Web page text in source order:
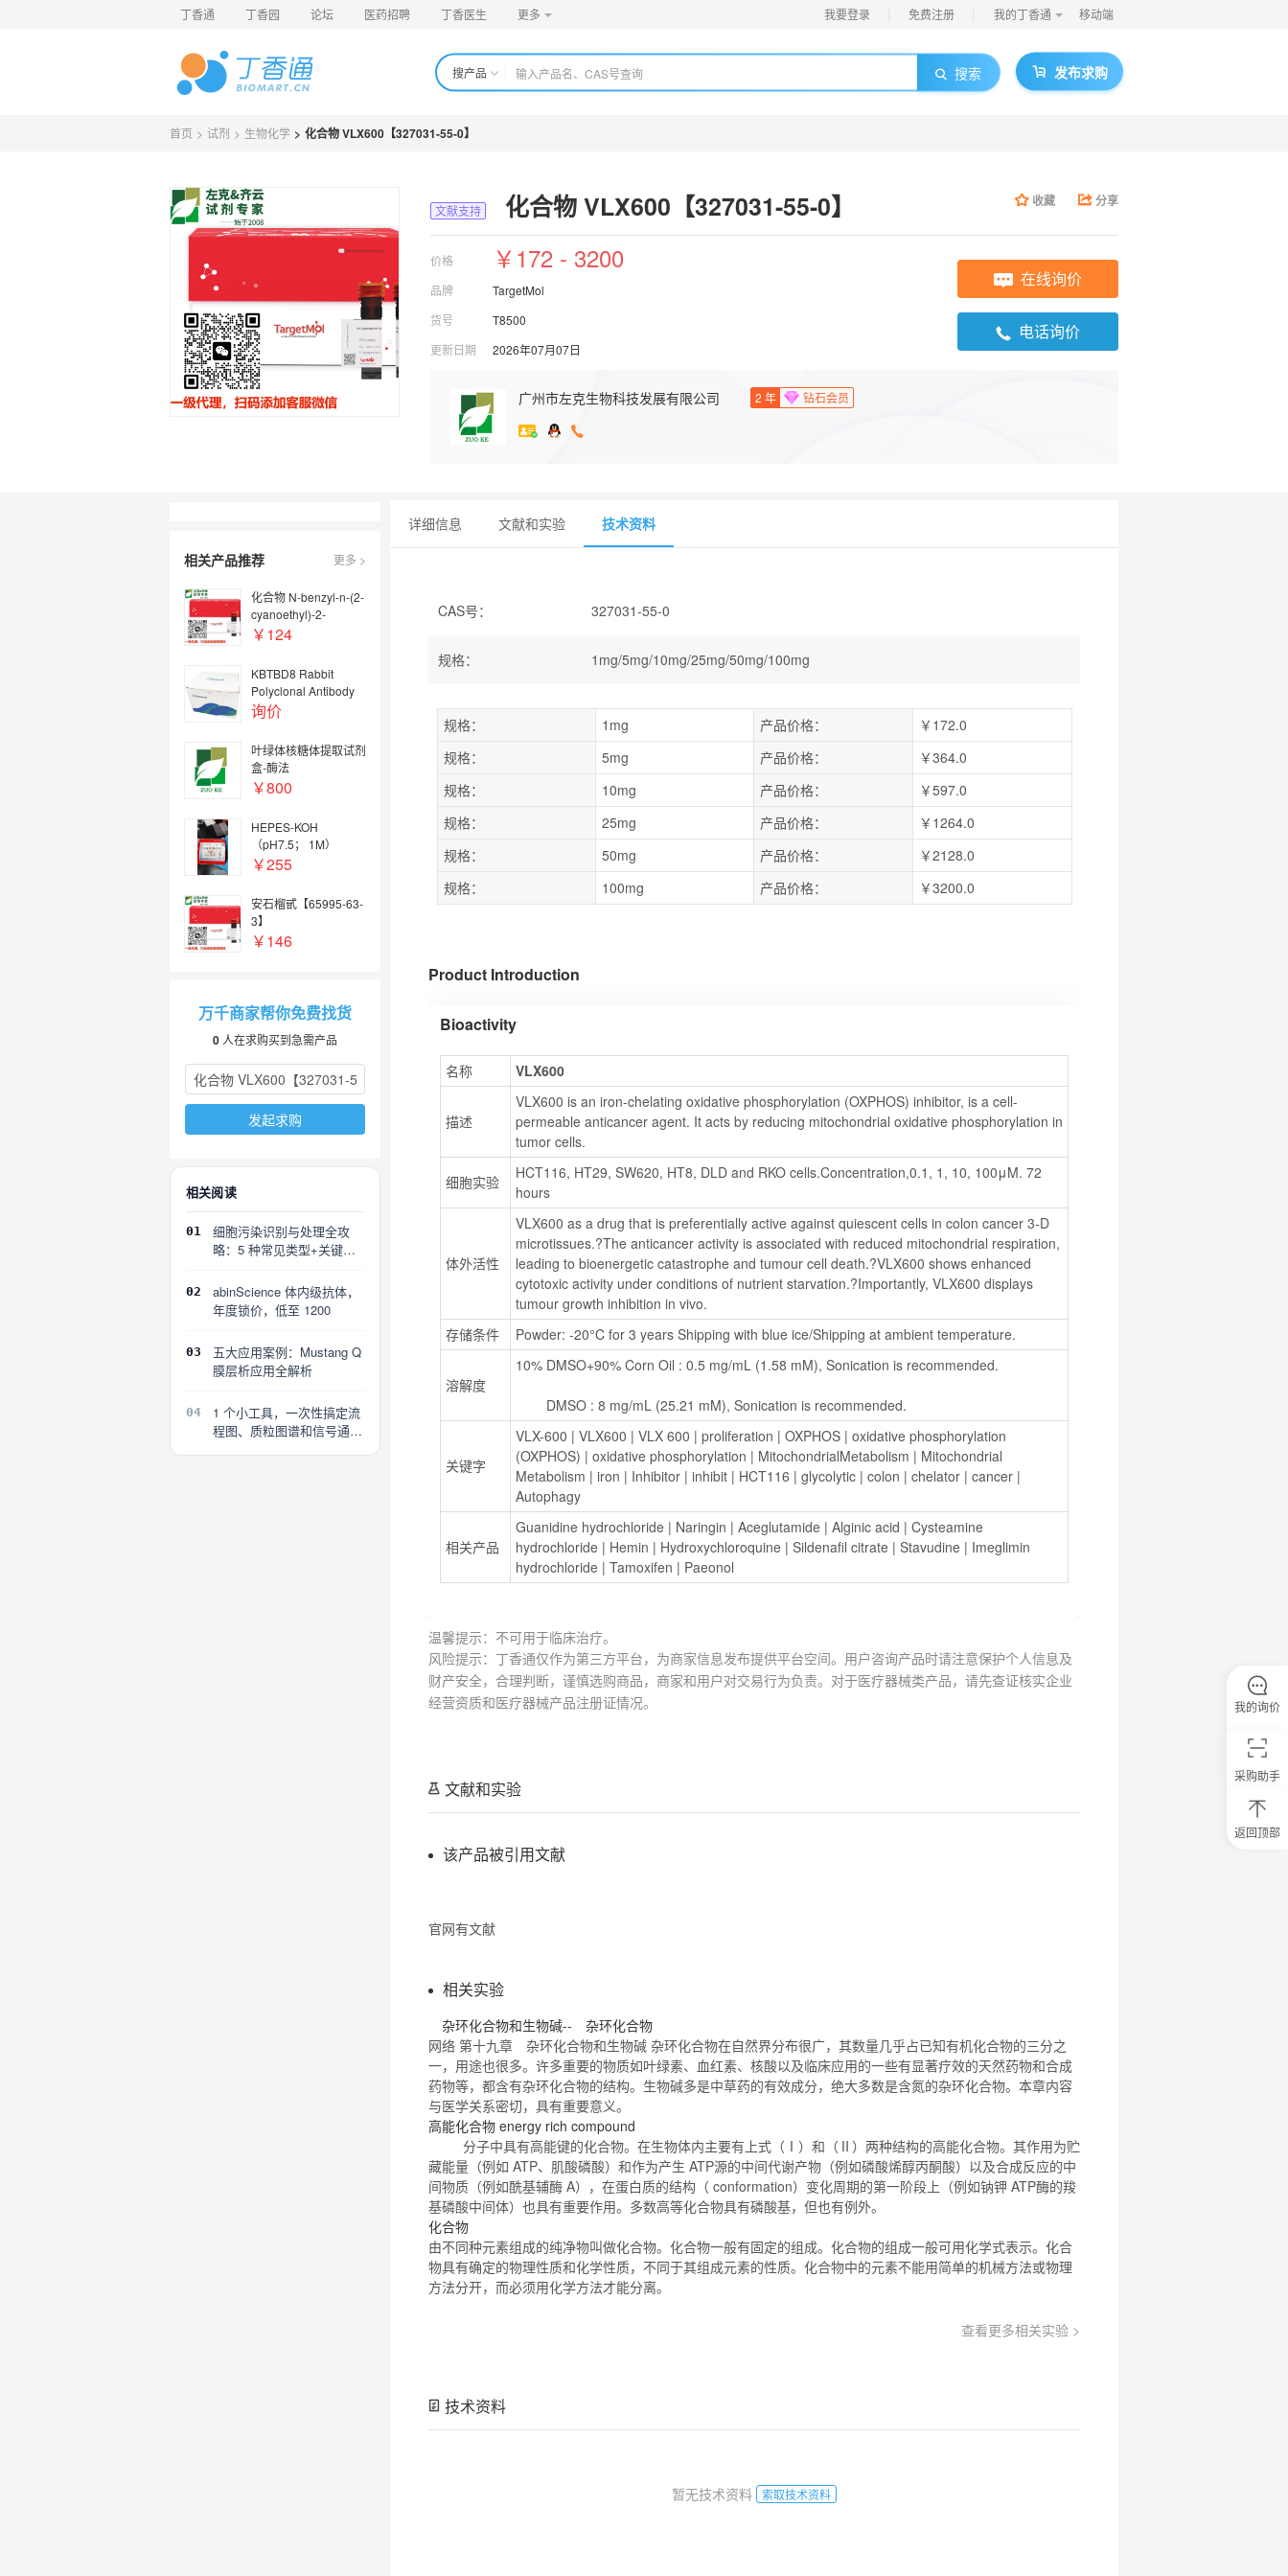
丁香通 丁香园 论坛 医药招聘 丁香医生 更多 我要登录 免费注册 我的丁香通 移动端
搜产品 搜索 发布求购
首页 > 试剂 > 生物化学 > 化合物 VLX600【327031-55-0】
文献支持 化合物 VLX600【327031-55-0】 收藏 分享
价格 ￥172 - 3200
品牌
TargetMol
货号
T8500
更新日期
2026年07月07日
在线询价
电话询价
广州市左克生物科技发展有限公司 2 年 钻石会员
相关产品推荐 更多 >
化合物 N-benzyl-n-(2-
cyanoethyl)-2-
thiophenecarboxamid
￥124
KBTBD8 Rabbit
Polyclonal Antibody
AWA67304
询价
叶绿体核糖体提取试剂
盒-酶法
￥800
HEPES-KOH
（pH7.5； 1M）
￥255
安石榴甙【65995-63-
3】
￥146
万千商家帮你免费找货
0 人在求购买到急需产品
发起求购
相关阅读
01
细胞污染识别与处理全攻
略：5 种常见类型+关键误
02
abinScience 体内级抗体，
年度锁价，低至 1200
03
五大应用案例：Mustang Q
膜层析应用全解析
04
1 个小工具，一次性搞定流
程图、质粒图谱和信号通路
详细信息 文献和实验 技术资料
CAS号： 327031-55-0
规格： 1mg/5mg/10mg/25mg/50mg/100mg
规格： 1mg 产品价格：
￥172.0
规格：
5mg 产品价格：
￥364.0
规格：
10mg 产品价格：
￥597.0
规格：
25mg 产品价格：
￥1264.0
规格：
50mg 产品价格：
￥2128.0
规格：
100mg 产品价格： ￥3200.0
Product Introduction
Bioactivity
名称 VLX600
描述
VLX600 is an iron-chelating oxidative phosphorylation (OXPHOS) inhibitor, is a cell-
permeable anticancer agent. It acts by reducing mitochondrial oxidative phosphorylation in
tumor cells.
细胞实验
HCT116, HT29, SW620, HT8, DLD and RKO cells.Concentration,0.1, 1, 10, 100μM. 72
hours
体外活性
VLX600 as a drug that is preferentially active against quiescent cells in colon cancer 3-D
microtissues.?The anticancer activity is associated with reduced mitochondrial respiration,
leading to bioenergetic catastrophe and tumour cell death.?VLX600 shows enhanced
cytotoxic activity under conditions of nutrient starvation.?Importantly, VLX600 displays
tumour growth inhibition in vivo.
存储条件
Powder: -20°C for 3 years Shipping with blue ice/Shipping at ambient temperature.
溶解度
10% DMSO+90% Corn Oil : 0.5 mg/mL (1.58 mM), Sonication is recommended.
        DMSO : 8 mg/mL (25.21 mM), Sonication is recommended.
关键字
VLX-600 | VLX600 | VLX 600 | proliferation | OXPHOS | oxidative phosphorylation
(OXPHOS) | oxidative phosphorylation | MitochondrialMetabolism | Mitochondrial
Metabolism | iron | Inhibitor | inhibit | HCT116 | glycolytic | colon | chelator | cancer
Autophagy
相关产品
Guanidine hydrochloride | Naringin | Aceglutamide | Alginic acid | Cysteamine
hydrochloride | Hemin | Hydroxychloroquine | Sildenafil citrate | Stavudine | Imeglimin
hydrochloride | Tamoxifen | Paeonol
温馨提示：不可用于临床治疗。
风险提示：丁香通仅作为第三方平台，为商家信息发布提供平台空间。用户咨询产品时请注意保护个人信息及
财产安全，合理判断，谨慎选购商品，商家和用户对交易行为负责。对于医疗器械类产品，请先查证核实企业
经营资质和医疗器械产品注册证情况。
文献和实验
该产品被引用文献
官网有文献
相关实验
杂环化合物和生物碱-- 杂环化合物
网络 第十九章 杂环化合物和生物碱 杂环化合物在自然界分布很广，其数量几乎占已知有机化合物的三分之
一，用途也很多。许多重要的物质如叶绿素、血红素、核酸以及临床应用的一些有显著疗效的天然药物和合成
药物等，都含有杂环化合物的结构。生物碱多是中草药的有效成分，绝大多数是含氮的杂环化合物。本章内容
与医学关系密切，具有重要意义。
高能化合物 energy rich compound
分子中具有高能键的化合物。在生物体内主要有上式（Ⅰ）和（Ⅱ）两种结构的高能化合物。其作用为贮
藏能量（例如 ATP、肌酸磷酸）和作为产生 ATP源的中间代谢产物（例如磷酸烯醇丙酮酸）以及合成反应的中
间物质（例如酰基辅酶 A），在蛋白质的结构（ conformation）变化周期的第一阶段上（例如钠钾 ATP酶的羧
基磷酸中间体）也具有重要作用。多数高等化合物具有磷酸基，但也有例外。
化合物
由不同种元素组成的纯净物叫做化合物。 化合物一般有固定的组成。 化合物的组成一般可用化学式表示。 化合
物具有确定的物理性质和化学性质，不同于其组成元素的性质。 化合物中的元素不能用简单的机械方法或物理
方法分开，而必须用化学方法才能分离。
查看更多相关实验 >
技术资料
暂无技术资料 索取技术资料
采购助手
返回顶部
我的询价